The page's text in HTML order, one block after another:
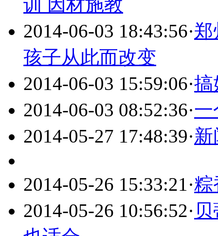
训 因材施教
2014-06-03 18:43:56·郑
孩子从此而改变
2014-06-03 15:59:06·搞
2014-06-03 08:52:36·
2014-05-27 17:48:39·
2014-05-26 15:33:21·粽
2014-05-26 10:56:52·